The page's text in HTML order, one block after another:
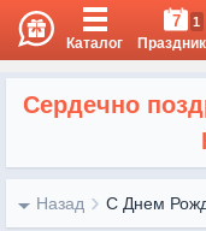
Каталог
7 1
Сердечно
Назад С Днем